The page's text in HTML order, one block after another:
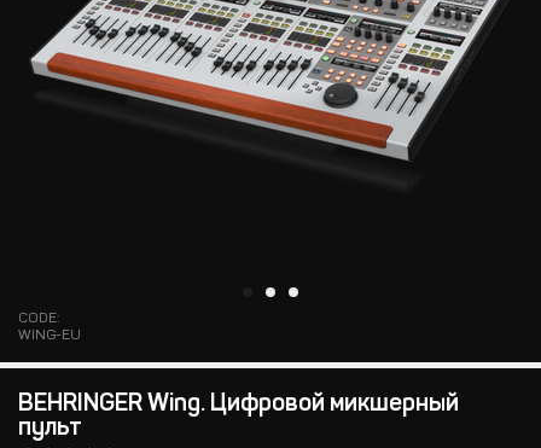
CODE:
WING-EU
BEHRINGER Wing. Цифровой микшерный
пульт